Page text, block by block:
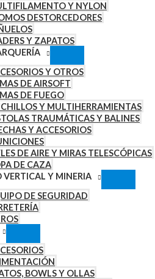
Y NYLON
DESTORCEDORES
Y ZAPATOS
Y OTROS
DE AIRSOFT
DE FUEGO
Y MULTIHERRAMIENTAS
TRAUMÁTICAS Y BALINES
Y ACCESORIOS
DE AIRE Y MIRAS TELESCÓPICAS
DE CAZA
VERTICAL Y MINERIA
DE SEGURIDAD
BOWLS Y OLLAS